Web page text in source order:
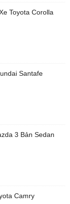
Toyota Corolla
Santafe
3 Bản Sedan
Camry